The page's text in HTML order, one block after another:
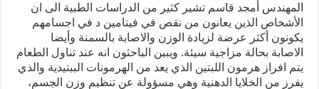
المهندس أمجد قاسم تشير كثير من الدراسات الطبية الى ان
الأشخاص الذين يعانون من نقص في فيتامين د في اجسامهم
يكونون أكثر عرضة لزيادة الوزن والاصابة بالسمنة وأيضا
الاصابة بحالة مزاجية سيئة. ويبين الباحثون انه عند تناول الطعام
يتم افراز هرمون اللبتين الذي يعد من الهرمونات الببتيدية والذي
يفرز من الخلايا الدهنية وهي مسؤولة عن تنظيم وزن الجسم،